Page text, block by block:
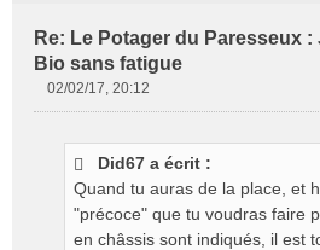
Re: Le Potager du Paresseux
Bio sans fatigue
02/02/17, 20:12
Did67 a écrit :
Quand tu auras de la place, et
"précoce" que tu voudras faire
en châssis sont indiqués, il est